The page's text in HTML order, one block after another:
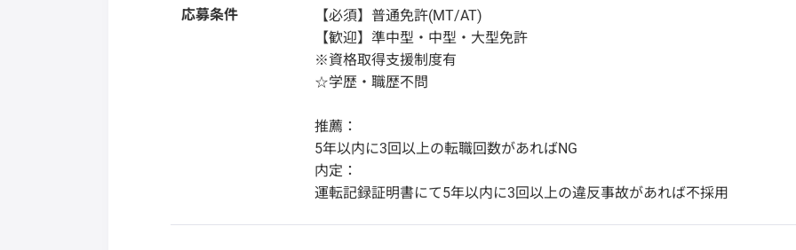
応募条件
【必須】普通免許(MT/AT)
【歓迎】準中型・中型・大型免許
※資格取得支援制度有
☆学歴・職歴不問
推薦：
5年以内に3回以上の転職回数があればNG
内定：
運転記録証明書にて5年以内に3回以上の違反事故があれば不採用